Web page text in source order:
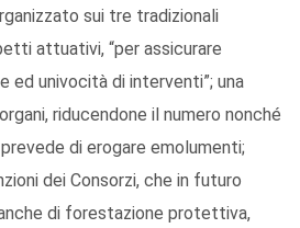
sui tre tradizionali
attuativi, “per assicurare
ed univocità di interventi”; una
riducendone il numero nonché
di erogare emolumenti;
dei Consorzi, che in futuro
di forestazione protettiva,